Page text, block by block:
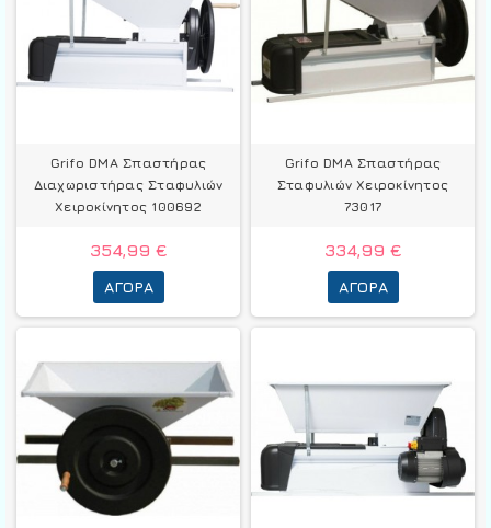
Grifo DMA Σπαστήρας
Διαχωριστήρας Σταφυλιών
Χειροκίνητος 100692
354,99 €
ΑΓΟΡΆ
Grifo DMA Σπαστήρας
Σταφυλιών Χειροκίνητος
73017
334,99 €
ΑΓΟΡΆ